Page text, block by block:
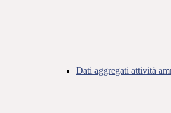
Dati aggregati attività